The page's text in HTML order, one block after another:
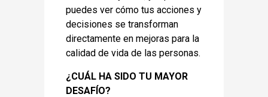
puedes ver cómo tus acciones y
decisiones se transforman
directamente en mejoras para la
calidad de vida de las personas.
¿CUÁL HA SIDO TU MAYOR
DESAFÍO?